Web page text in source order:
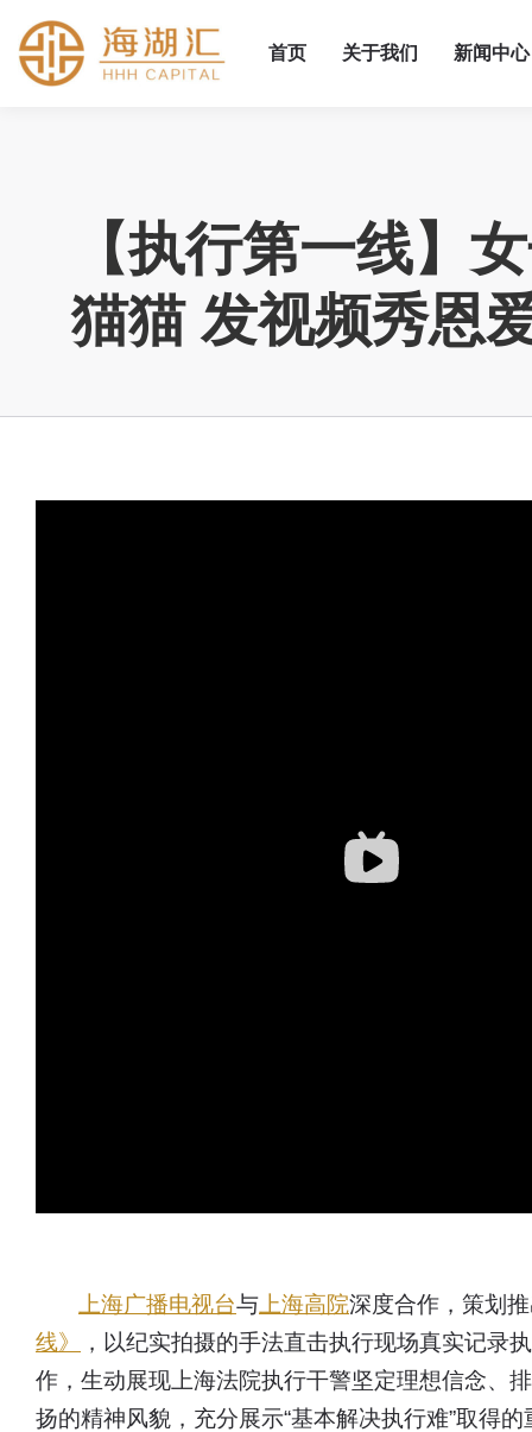
首页 关于我们 新闻中心
【执行第一线】
猫猫 发视频秀恩
上海广播电视台与 上海高院深度合作，策划
线》
，以纪实拍摄的手法直击执行现场真实记录
作，生动展现上海法院执行干警坚定理想信念、
扬的精神风貌，充分展示“基本解决执行难”取得